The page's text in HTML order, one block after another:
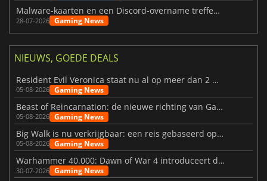
Malware-kaarten en een Discord-overname treffen Meccha Chameleon
28-07-2026 Gaming News
NIEUWS, GOEDE DEALS
Resident Evil Veronica staat nu al op meer dan 2 miljoen verlanglijstjes
05-08-2026 Gaming News
Beast of Reincarnation: de nieuwe richting van Game Freak
05-08-2026 Gaming News
Big Walk is nu verkrijgbaar: een reis gebaseerd op vriendschap
05-08-2026 Gaming News
Warhammer 40.000: Dawn of War 4 introduceert de Necron-factie
30-07-2026 Gaming News